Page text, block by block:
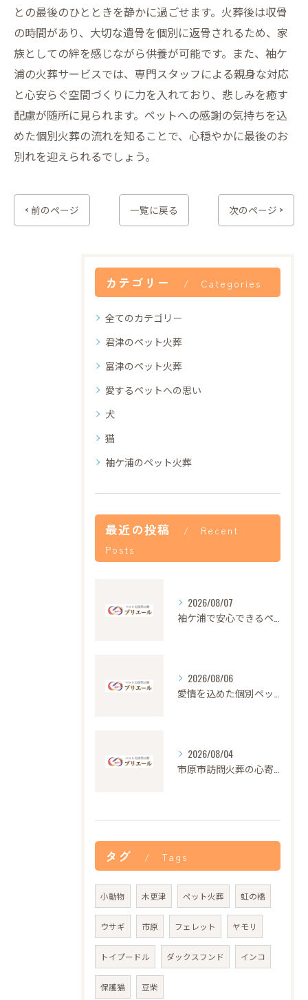
との最後のひとときを静かに過ごせます。火葬後は収骨
の時間があり、大切な遺骨を個別に返骨されるため、家
族としての絆を感じながら供養が可能です。また、袖ケ
浦の火葬サービスでは、専門スタッフによる親身な対応
と心安らぐ空間づくりに力を入れており、悲しみを癒す
配慮が随所に見られます。ペットへの感謝の気持ちを込
めた個別火葬の流れを知ることで、心穏やかに最後のお
別れを迎えられるでしょう。
< 前のページ 一覧に戻る 次のページ >
カテゴリー Categories
全てのカテゴリー
君津のペット火葬
富津のペット火葬
愛するペットへの思い
犬
猫
袖ケ浦のペット火葬
最近の投稿
Recent
Posts
2026/08/07
2026/08/06
2026/08/04
タグ Tags
小動物 木更津 ペット火葬 虹の橋
ウサギ 市原 フェレット ヤモリ
トイプードル ダックスフンド インコ
保護猫 豆柴